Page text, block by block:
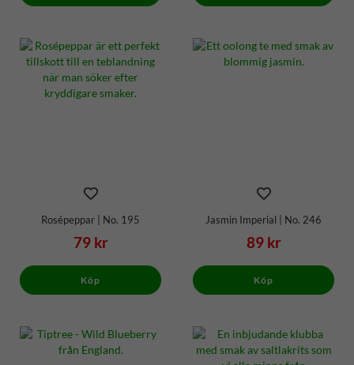
Rosépeppar | No. 195
79 kr
Köp
Jasmin Imperial | No. 246
89 kr
Köp